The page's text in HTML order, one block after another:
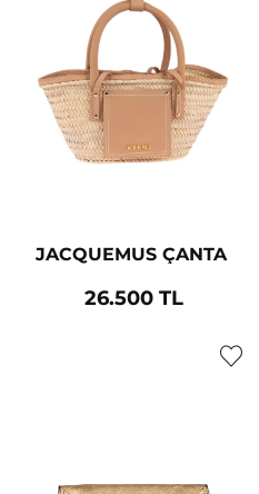
JACQUEMUS ÇANTA
26.500 TL